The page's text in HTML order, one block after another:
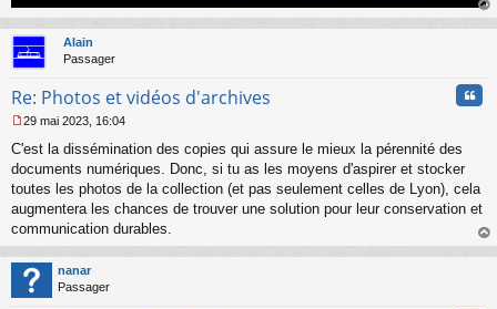
au
Alain
Passager
Re: Photos et vidéos d'archives
e
s
s
g
e
n
o
n
l
29 mai 2023, 16:04
C'est la dissémination des copies qui assure le mieux la pérennité des
documents numériques. Donc, si tu as les moyens d'aspirer et stocker
toutes les photos de la collection (et pas seulement celles de Lyon), cela
augmentera les chances de trouver une solution pour leur conservation et
communication durables.
au
nanar
Passager